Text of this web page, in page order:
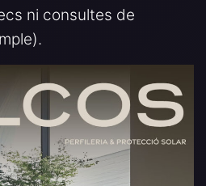
ni consultes de